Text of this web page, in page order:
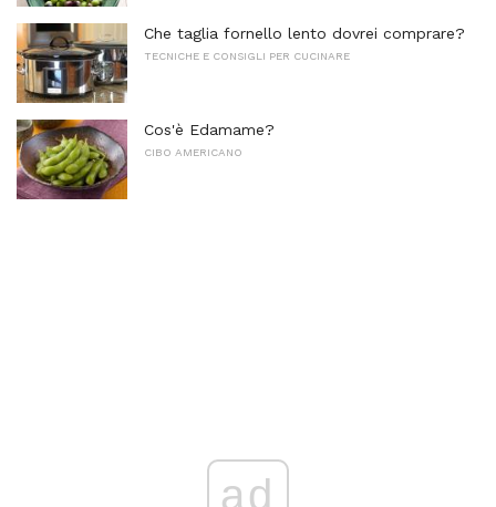
Che taglia fornello lento dovrei comprare?
TECNICHE E CONSIGLI PER CUCINARE
Cos'è Edamame?
CIBO AMERICANO
ad